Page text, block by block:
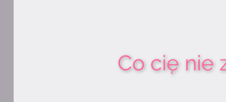
Co cię nie